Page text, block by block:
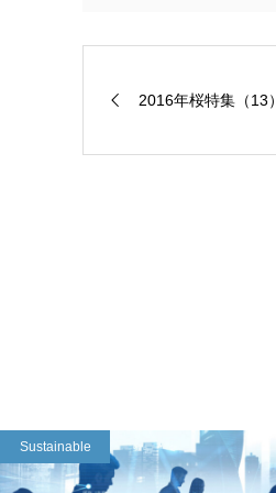
2016年桜特集（13）
Sustainable